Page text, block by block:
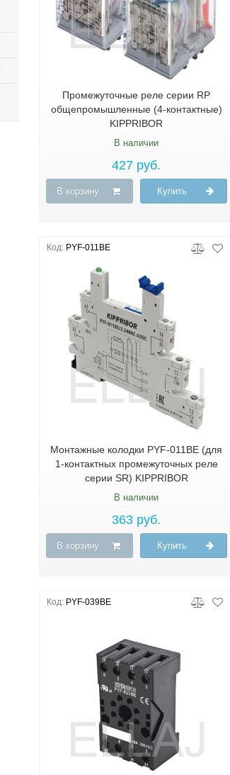
Промежуточные реле серии RP
общепромышленные (4-контактные)
KIPPRIBOR
В наличии
427 руб.
В корзину Купить
Код: PYF-011BE
Монтажные колодки PYF-011BE (для
1-контактных промежуточных реле
серии SR) KIPPRIBOR
В наличии
363 руб.
В корзину Купить
Код: PYF-039BE